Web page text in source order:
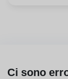
Ci sono